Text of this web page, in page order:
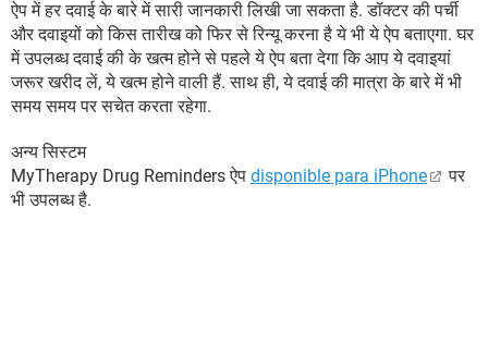
ऐप में हर दवाई के बारे में सारी जानकारी लिखी जा सकता है. डॉक्टर की पर्ची
और दवाइयों को किस तारीख को फिर से रिन्यू करना है ये भी ये ऐप बताएगा. घर
में उपलब्ध दवाई की के खत्म होने से पहले ये ऐप बता देगा कि आप ये दवाइयां
जरूर खरीद लें, ये खत्म होने वाली हैं. साथ ही, ये दवाई की मात्रा के बारे में भी
समय समय पर सचेत करता रहेगा.
अन्य सिस्टम
MyTherapy Drug Reminders ऐप disponible para iPhone
पर
भी उपलब्ध है.